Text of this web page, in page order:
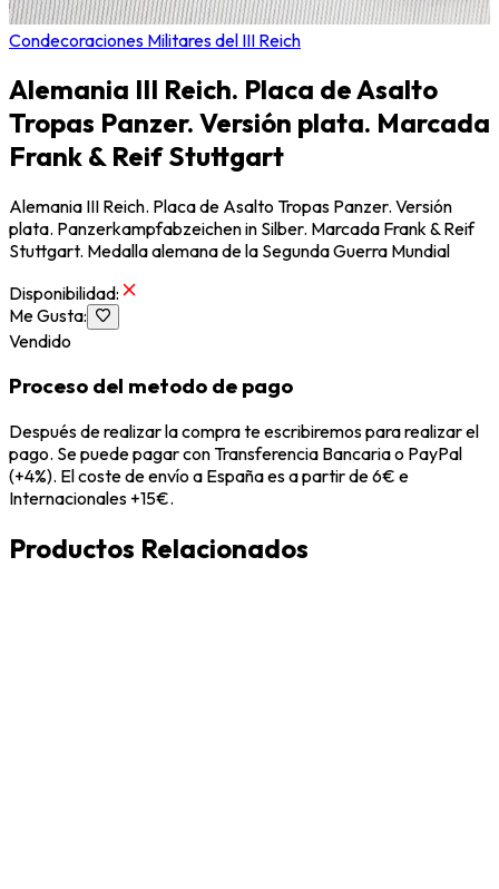
Condecoraciones Militares del III Reich
Alemania III Reich. Placa de Asalto
Tropas Panzer. Versión plata. Marcada
Frank & Reif Stuttgart
Alemania III Reich. Placa de Asalto Tropas Panzer. Versión
plata. Panzerkampfabzeichen in Silber. Marcada Frank & Reif
Stuttgart. Medalla alemana de la Segunda Guerra Mundial
Disponibilidad:
Me Gusta:
Vendido
Proceso del metodo de pago
Después de realizar la compra te escribiremos para realizar el
pago. Se puede pagar con Transferencia Bancaria o PayPal
(+4%). El coste de envío a España es a partir de 6€ e
Internacionales +15€.
Productos Relacionados